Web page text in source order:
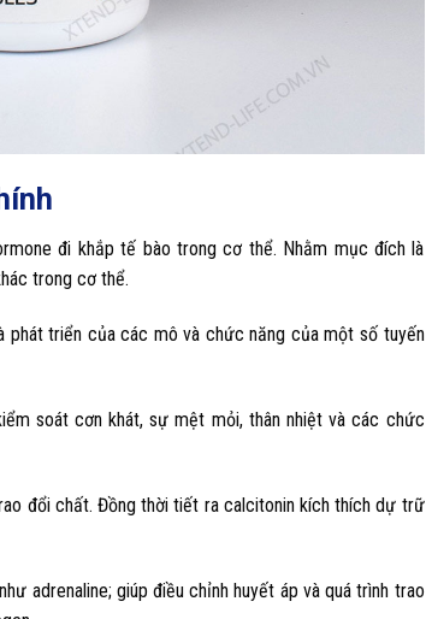
đi khắp tế bào trong cơ thể. Nhằm mục đích là
trong cơ thể.
triển của các mô và chức năng của một số tuyến
soát cơn khát, sự mệt mỏi, thân nhiệt và các chức
đổi chất. Đồng thời tiết ra calcitonin kích thích dự trữ
adrenaline; giúp điều chỉnh huyết áp và quá trình trao